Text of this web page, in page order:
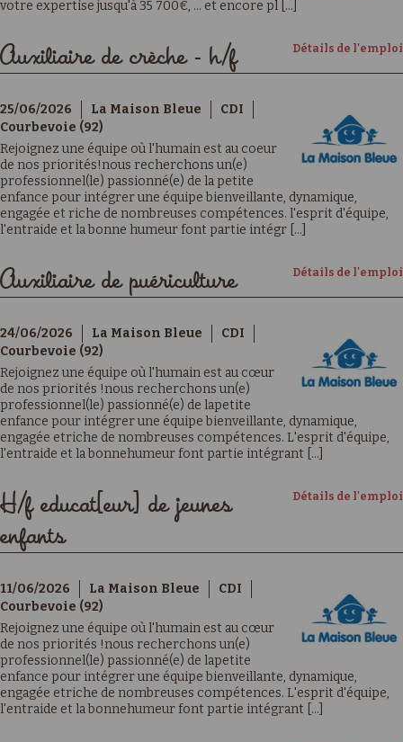
votre expertise jusqu'à 35 700€, … et encore pl [...]
Détails de l'emploi
Auxiliaire de crèche - h/f
25/06/2026 La Maison Bleue
CDI
Courbevoie (92)
Rejoignez une équipe où l'humain est au coeur
de nos priorités!nous recherchons un(e)
professionnel(le) passionné(e) de la petite
enfance pour intégrer une équipe bienveillante, dynamique,
engagée et riche de nombreuses compétences. l'esprit d'équipe,
l'entraide et la bonne humeur font partie intégr [...]
Détails de l'emploi
Auxiliaire de puériculture
24/06/2026 La Maison Bleue
CDI
Courbevoie (92)
Rejoignez une équipe où l'humain est au cœur
de nos priorités !nous recherchons un(e)
professionnel(le) passionné(e) de lapetite
enfance pour intégrer une équipe bienveillante, dynamique,
engagée etriche de nombreuses compétences. L'esprit d'équipe,
l'entraide et la bonnehumeur font partie intégrant [...]
Détails de l'emploi
H/f educat[eur] de jeunes
enfants
11/06/2026 La Maison Bleue
CDI
Courbevoie (92)
Rejoignez une équipe où l'humain est au cœur
de nos priorités !nous recherchons un(e)
professionnel(le) passionné(e) de lapetite
enfance pour intégrer une équipe bienveillante, dynamique,
engagée etriche de nombreuses compétences. L'esprit d'équipe,
l'entraide et la bonnehumeur font partie intégrant [...]